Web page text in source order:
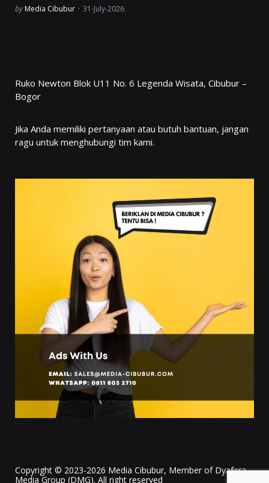
Posted
by Media Cibubur 31-July-2026
Ruko Newton Blok U11 No. 6 Legenda Wisata, Cibubur –
Bogor
Jika Anda memiliki pertanyaan atau butuh bantuan, jangan
ragu untuk menghubungi tim kami.
Copyright © 2023-2026 Media Cibubur, Member of Dyafera
Media Group (DMG). All right reserved